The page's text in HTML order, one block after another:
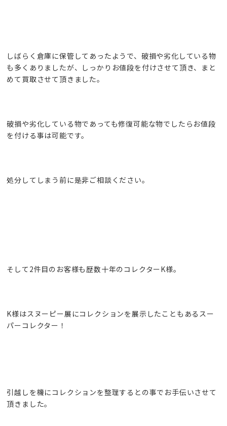
しばらく倉庫に保管してあったようで、破損や劣化している物
も多くありましたが、しっかりお値段を付けさせて頂き、まと
めて買取させて頂きました。
破損や劣化している物であっても修復可能な物でしたらお値段
を付ける事は可能です。
処分してしまう前に是非ご相談ください。
そして2件目のお客様も歴数十年のコレクターK様。
K様はスヌーピー展にコレクションを展示したこともあるスー
パーコレクター！
引越しを機にコレクションを整理するとの事でお手伝いさせて
頂きました。